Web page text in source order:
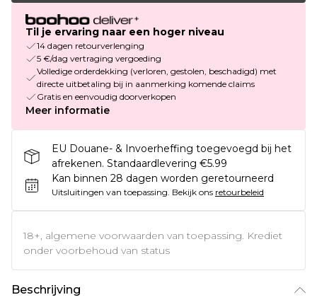
Til je ervaring naar een hoger niveau
14 dagen retourverlenging
5 €/dag vertraging vergoeding
Volledige orderdekking (verloren, gestolen, beschadigd) met
directe uitbetaling bij in aanmerking komende claims
Gratis en eenvoudig doorverkopen
Meer informatie
EU Douane- & Invoerheffing toegevoegd bij het
afrekenen. Standaardlevering €5.99
Kan binnen 28 dagen worden geretourneerd
Uitsluitingen van toepassing. Bekijk ons retourbeleid
18+, algemene voorwaarden van toepassing. Krediet
onder voorbehoud van status
Beschrijving